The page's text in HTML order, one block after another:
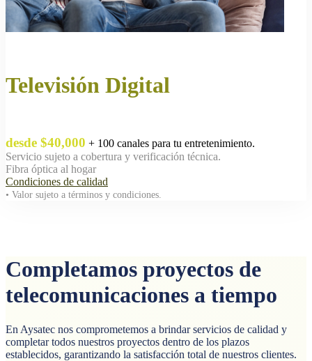
Televisión Digital
desde $40,000 + 100 canales para tu entretenimiento.
Servicio sujeto a cobertura y verificación técnica.
Fibra óptica al hogar
Condiciones de calidad
• Valor sujeto a términos y condiciones.
Completamos proyectos de
telecomunicaciones a tiempo
En Aysatec nos comprometemos a brindar servicios de calidad y
completar todos nuestros proyectos dentro de los plazos
establecidos, garantizando la satisfacción total de nuestros clientes.